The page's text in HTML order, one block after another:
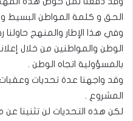
الحق و كلمة المواطن البسيط و
وفي هذا الإطار والمنهج
بالمسؤولية اتجاه الوطن .
وقد واجهنا عدة تحديات
المشروع .
لكن هذه التحديات لن تثنينا عن